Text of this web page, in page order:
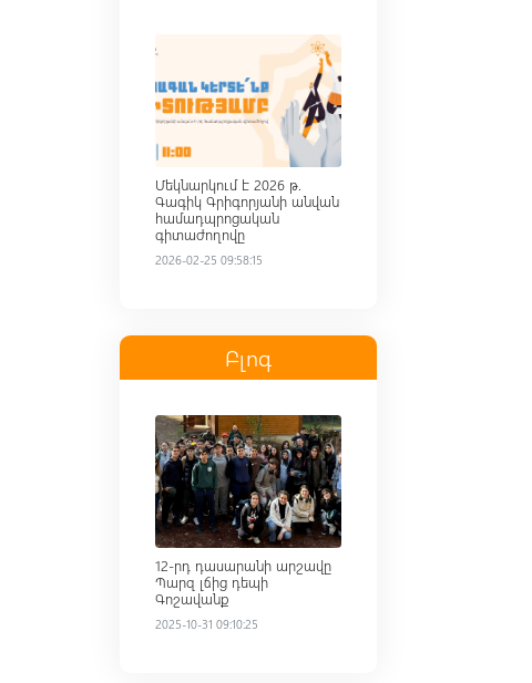
Read more
Մեկնարկում է 2026 թ.
Գագիկ Գրիգորյանի անվան
համադպրոցական
գիտաժողովը
2026-02-25 09:58:15
Բլոգ
Read more
12-րդ դասարանի արշավը
Պարզ լճից դեպի
Գոշավանք
2025-10-31 09:10:25